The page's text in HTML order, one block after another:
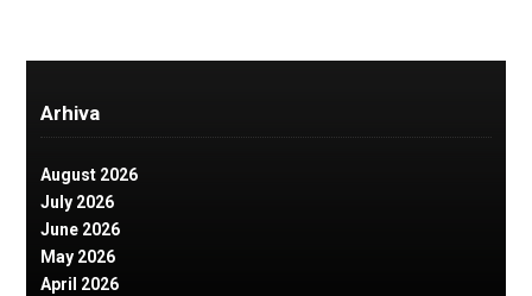
Arhiva
August 2026
July 2026
June 2026
May 2026
April 2026